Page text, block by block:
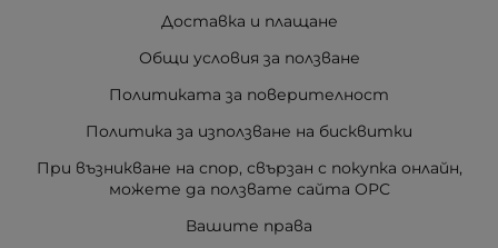
Доставка и плащане
Общи условия за ползване
Политиката за поверителност
Политика за използване на бисквитки
При възникване на спор, свързан с покупка онлайн,
можете да ползвате сайта ОРС
Вашите права